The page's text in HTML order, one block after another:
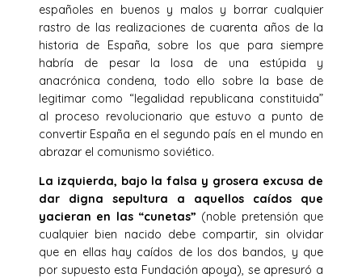
españoles en buenos y malos y borrar cualquier
rastro de las realizaciones de cuarenta años de la
historia de España, sobre los que para siempre
habría de pesar la losa de una estúpida y
anacrónica condena, todo ello sobre la base de
legitimar como “legalidad republicana constituida”
al proceso revolucionario que estuvo a punto de
convertir España en el segundo país en el mundo en
abrazar el comunismo soviético.
La izquierda, bajo la falsa y grosera excusa de
dar digna sepultura a aquellos caídos que
yacieran en las “cunetas” (noble pretensión que
cualquier bien nacido debe compartir, sin olvidar
que en ellas hay caídos de los dos bandos, y que
por supuesto esta Fundación apoya), se apresuró a